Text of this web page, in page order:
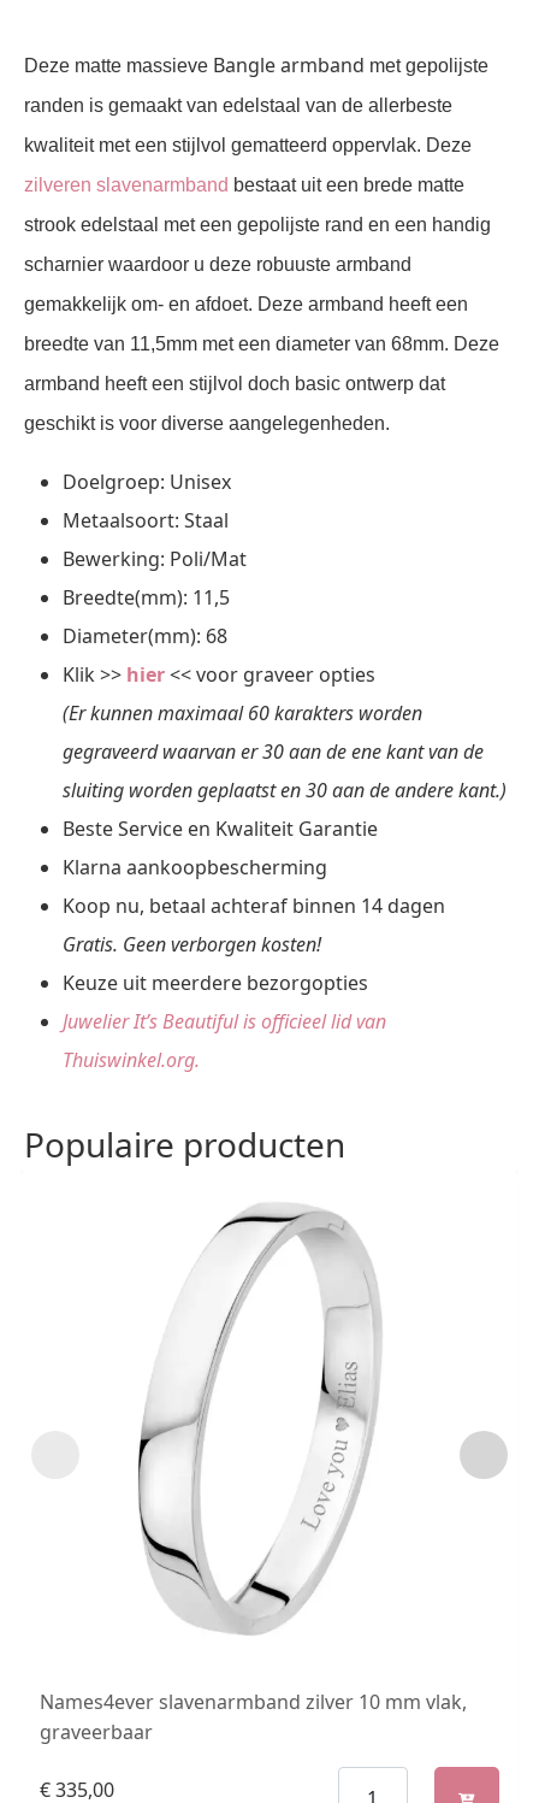
Deze matte massieve Bangle armband met gepolijste
randen is gemaakt van edelstaal van de allerbeste
kwaliteit met een stijlvol gematteerd oppervlak. Deze
zilveren slavenarmband bestaat uit een brede matte
strook edelstaal met een gepolijste rand en een handig
scharnier waardoor u deze robuuste armband
gemakkelijk om- en afdoet. Deze armband heeft een
breedte van 11,5mm met een diameter van 68mm. Deze
armband heeft een stijlvol doch basic ontwerp dat
geschikt is voor diverse aangelegenheden.
Doelgroep: Unisex
Metaalsoort: Staal
Bewerking: Poli/Mat
Breedte(mm): 11,5
Diameter(mm): 68
Klik >> hier<< voor graveer opties
(Er kunnen maximaal 60 karakters worden
gegraveerd waarvan er 30 aan de ene kant van de
sluiting worden geplaatst en 30 aan de andere kant.)
Beste Service en Kwaliteit Garantie
Klarna aankoopbescherming
Koop nu, betaal achteraf binnen 14 dagen
Gratis. Geen verborgen kosten!
Keuze uit meerdere bezorgopties
Juwelier It’s Beautiful is officieel lid van
Thuiswinkel.org.
Populaire producten
Names4ever slavenarmband zilver 10 mm vlak,
graveerbaar
€335,00